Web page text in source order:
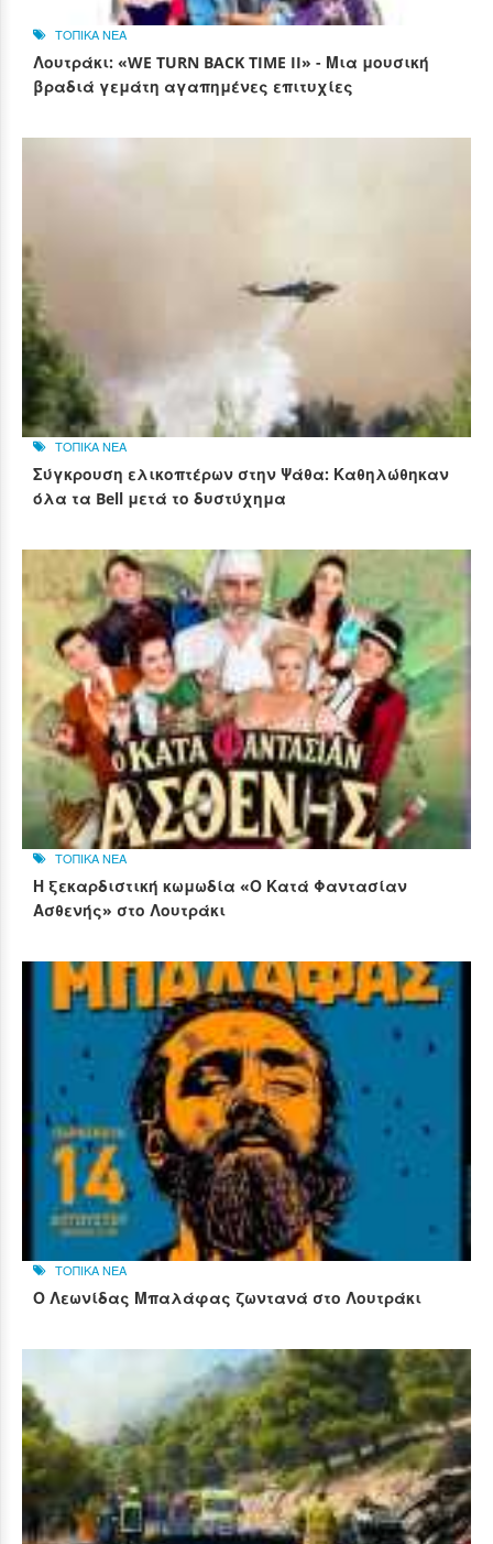
ΤΟΠΙΚΑ ΝΕΑ
Λουτράκι: «WE TURN BACK TIME II» - Μια μουσική
βραδιά γεμάτη αγαπημένες επιτυχίες
ΤΟΠΙΚΑ ΝΕΑ
Σύγκρουση ελικοπτέρων στην Ψάθα: Καθηλώθηκαν
όλα τα Bell μετά το δυστύχημα
ΤΟΠΙΚΑ ΝΕΑ
Η ξεκαρδιστική κωμωδία «Ο Κατά Φαντασίαν
Ασθενής» στο Λουτράκι
ΤΟΠΙΚΑ ΝΕΑ
Ο Λεωνίδας Μπαλάφας ζωντανά στο Λουτράκι